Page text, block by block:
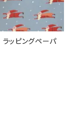
ッピングペーパ